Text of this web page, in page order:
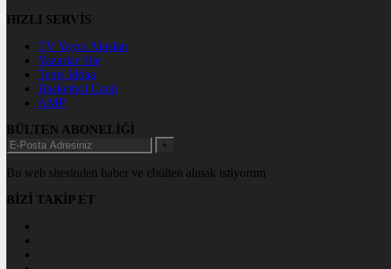
HIZLI SERVİS
TV Yayın Akışları
Yazarlar Site
Tenis İddaa
Basketbol Canlı
AMP
BÜLTEN ABONELİĞİ
+
Bu web sitesinden haber ve ebülten almak istiyorum
BİZİ TAKİP ET